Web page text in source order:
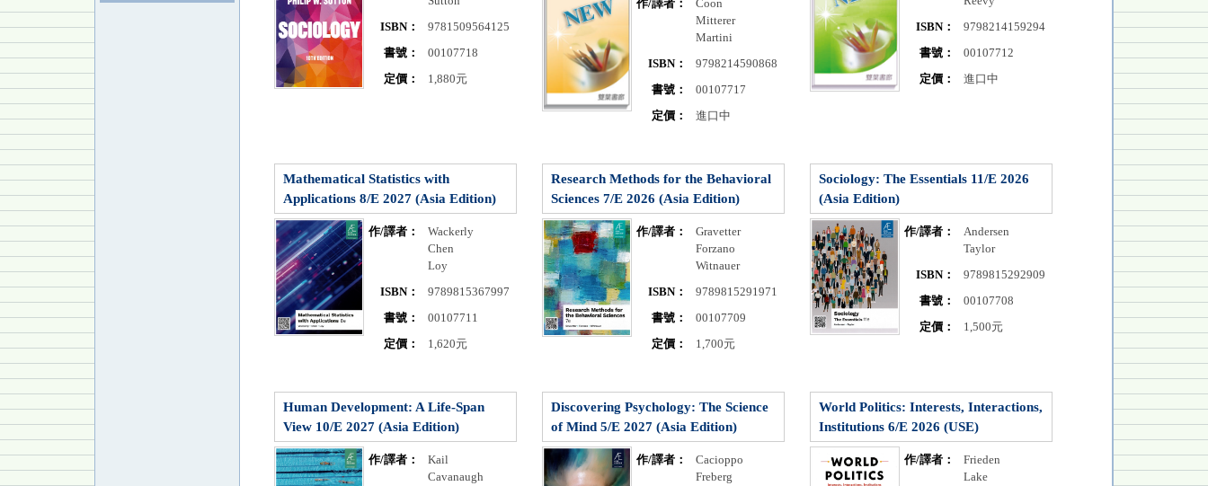
ISBN：
9781509564125
書號：
00107718
定價：
1,880元
作/譯者：
Coon
Mitterer
Martini
ISBN：
9798214590868
書號：
00107717
定價：
進口中
ISBN：
9798214159294
書號：
00107712
定價：
進口中
Mathematical Statistics with
Applications 8/E 2027 (Asia Edition)
作/譯者：
Wackerly
Chen
Loy
ISBN：
9789815367997
書號：
00107711
定價：
1,620元
Research Methods for the Behavioral
Sciences 7/E 2026 (Asia Edition)
作/譯者：
Gravetter
Forzano
Witnauer
ISBN：
9789815291971
書號：
00107709
定價：
1,700元
Sociology: The Essentials 11/E 2026
(Asia Edition)
作/譯者：
Andersen
Taylor
ISBN：
9789815292909
書號：
00107708
定價：
1,500元
Human Development: A Life-Span
View 10/E 2027 (Asia Edition)
作/譯者：
Kail
Cavanaugh
Discovering Psychology: The Science
of Mind 5/E 2027 (Asia Edition)
作/譯者：
Cacioppo
Freberg
World Politics: Interests, Interactions,
Institutions 6/E 2026 (USE)
作/譯者：
Frieden
Lake